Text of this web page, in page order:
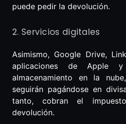
puede pedir la devolución.
2. Servicios digitales
Asimismo, Google Drive,
aplicaciones de Apple
almacenamiento en la
seguirán pagándose en
tanto, cobran el
devolución.